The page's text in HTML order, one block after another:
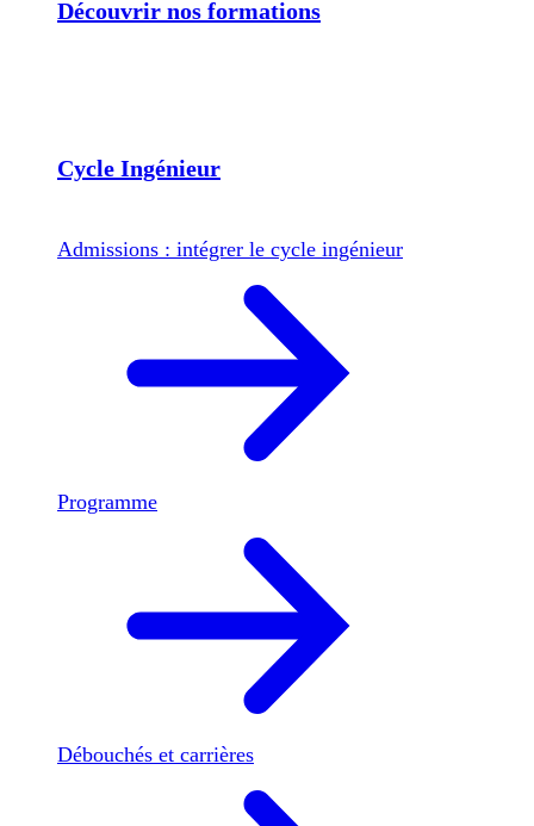
Découvrir nos formations
Cycle Ingénieur
Admissions : intégrer le cycle ingénieur
Programme
Débouchés et carrières